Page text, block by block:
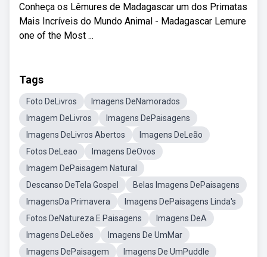
Conheça os Lêmures de Madagascar um dos Primatas
Mais Incríveis do Mundo Animal - Madagascar Lemure
one of the Most ...
Tags
Foto DeLivros
Imagens DeNamorados
Imagem DeLivros
Imagens DePaisagens
Imagens DeLivros Abertos
Imagens DeLeão
Fotos DeLeao
Imagens DeOvos
Imagem DePaisagem Natural
Descanso DeTela Gospel
Belas Imagens DePaisagens
ImagensDa Primavera
Imagens DePaisagens Linda's
Fotos DeNatureza E Paisagens
Imagens DeA
Imagens DeLeões
Imagens De UmMar
Imagens DePaisagem
Imagens De UmPuddle